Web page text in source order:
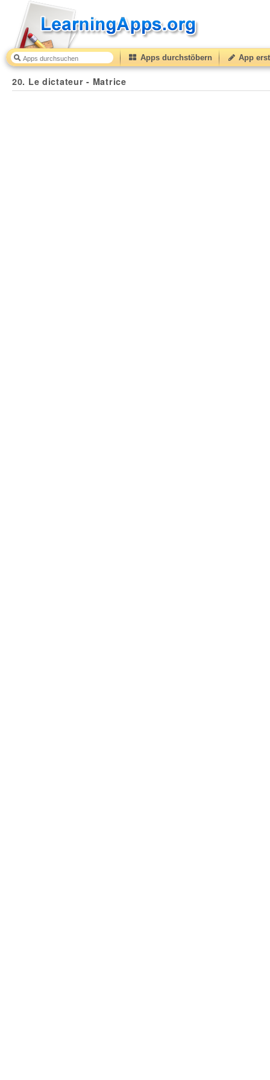
Apps durchstöbern App
20. Le dictateur - Matrice